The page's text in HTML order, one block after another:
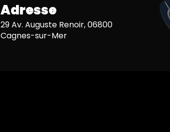
Adresse
29 Av. Auguste Renoir, 06800
Cagnes-sur-Mer